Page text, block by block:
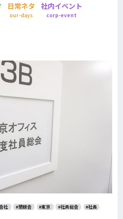
日常ネタ
our-days
社内イベント
corp-event
社 #懇親会 #東京 #社員総会 #社長